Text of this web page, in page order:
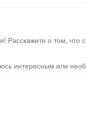
о том, что
интересным или